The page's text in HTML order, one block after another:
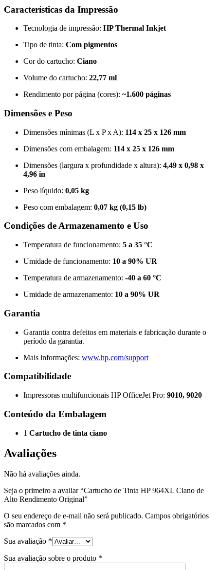
Características da Impressão
Tecnologia de impressão: HP Thermal Inkjet
Tipo de tinta: Com pigmentos
Cor do cartucho: Ciano
Volume do cartucho: 22,77 ml
Rendimento por página (cores): ~1.600 páginas
Dimensões e Peso
Dimensões mínimas (L x P x A): 114 x 25 x 126 mm
Dimensões com embalagem: 114 x 25 x 126 mm
Dimensões (largura x profundidade x altura): 4,49 x 0,98 x
4,96 in
Peso líquido: 0,05 kg
Peso com embalagem: 0,07 kg (0,15 lb)
Condições de Armazenamento e Uso
Temperatura de funcionamento: 5 a 35 °C
Umidade de funcionamento: 10 a 90% UR
Temperatura de armazenamento: -40 a 60 °C
Umidade de armazenamento: 10 a 90% UR
Garantia
Garantia contra defeitos em materiais e fabricação durante o
período da garantia.
Mais informações: www.hp.com/support
Compatibilidade
Impressoras multifuncionais HP OfficeJet Pro: 9010, 9020
Conteúdo da Embalagem
1 Cartucho de tinta ciano
Avaliações
Não há avaliações ainda.
Seja o primeiro a avaliar “Cartucho de Tinta HP 964XL Ciano de
Alto Rendimento Original”
O seu endereço de e-mail não será publicado. Campos obrigatórios
são marcados com *
Sua avaliação *
Sua avaliação sobre o produto *